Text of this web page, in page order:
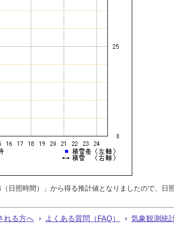
日照時間）」から得る推計値となりましたので、日
れる方へ よくある質問（FAQ） 気象観測統